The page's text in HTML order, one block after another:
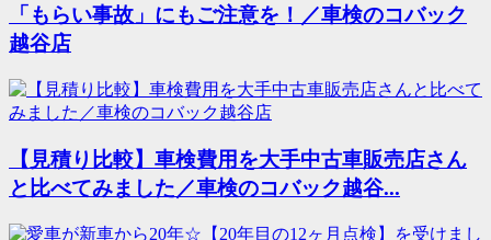
「もらい事故」にもご注意を！／車検のコバック
越谷店
【見積り比較】車検費用を大手中古車販売店さん
と比べてみました／車検のコバック越谷...